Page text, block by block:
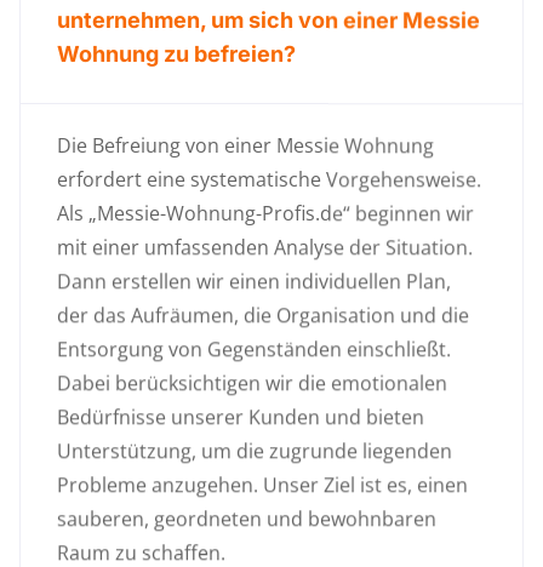
unternehmen, um sich von einer Messie
Wohnung zu befreien?
Die Befreiung von einer Messie Wohnung
erfordert eine systematische Vorgehensweise.
Als „Messie-Wohnung-Profis.de“ beginnen wir
mit einer umfassenden Analyse der Situation.
Dann erstellen wir einen individuellen Plan,
der das Aufräumen, die Organisation und die
Entsorgung von Gegenständen einschließt.
Dabei berücksichtigen wir die emotionalen
Bedürfnisse unserer Kunden und bieten
Unterstützung, um die zugrunde liegenden
Probleme anzugehen. Unser Ziel ist es, einen
sauberen, geordneten und bewohnbaren
Raum zu schaffen.